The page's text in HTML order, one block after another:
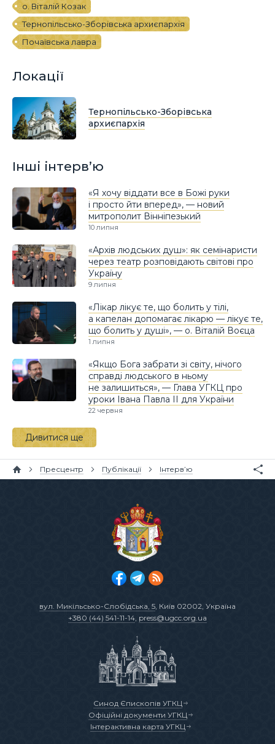
о. Віталій Козак
Тернопільсько-Зборівська архиєпархія
Почаївська лавра
Локації
Тернопільсько-Зборівська
архиєпархія
Інші інтерв’ю
«Я хочу віддати все в Божі руки
і просто йти вперед», — новий
митрополит Вінніпезький
10 липня
«Архів людських душ»: як семінаристи
через театр розповідають світові про
Україну
9 липня
«Лікар лікує те, що болить у тілі,
а капелан допомагає лікарю — лікує те,
що болить у душі», — о. Віталій Воєца
1 липня
«Якщо Бога забрати зі світу, нічого
справді людського в ньому
не залишиться», — Глава УГКЦ про
уроки Івана Павла II для України
22 червня
Дивитися ще
Пресцентр Публікації Інтерв’ю
вул. Микільсько-Слобідська, 5, Київ 02002, Україна
+380 (44) 541-11-14, press@ugcc.org.ua
Синод Єпископів УГКЦ
Офіційні документи УГКЦ
Інтерактивна карта УГКЦ